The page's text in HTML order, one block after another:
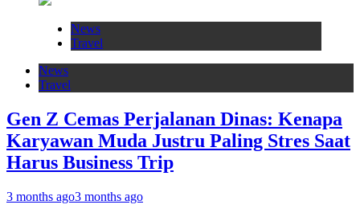
News
Travel
News
Travel
Gen Z Cemas Perjalanan Dinas: Kenapa
Karyawan Muda Justru Paling Stres Saat
Harus Business Trip
3 months ago3 months ago